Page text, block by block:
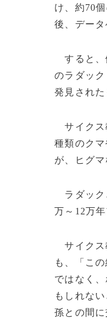
け、約70
後、デー
すると、
のラダック
発見された
サイクス
種類のク
が、ヒグ
ラダック
万～12万
サイクス
も、「こ
ではなく
もしれな
孫との間